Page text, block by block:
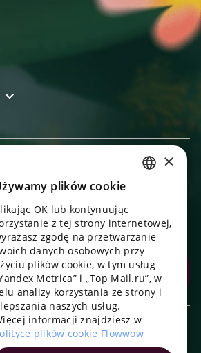
wygodniejsze!
dostawa, wygodny czat z
Pobierz aplikację
UKRAINIAN
PORTUGUESE
SPANISH
×
plików cookie
OK lub kontynuując
z tej strony internetowej,
zgodę na przetwarzanie
danych osobowych przy
plików cookie, w tym usług
Metrica” i „Top Mail.ru”, w
analizy korzystania ze strony i
naszych usług.
informacji znajdziesz w
plików cookie Flowwow